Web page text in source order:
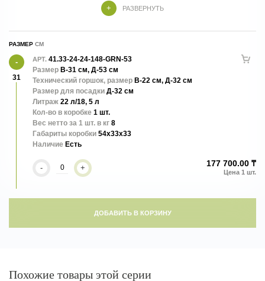
интерьера и экстерьера. Кашпо коллекции Savage Garden
изготовлены из металла и покрыты лаковой эмалью с трендовыми
РАЗВЕРНУТЬ
РАЗМЕР
31
АРТ. 41.33-24-24-148-GRN-53
Размер В-31 см, Д-53 см
Технический горшок, размер В-22 см, Д-32 см
Размер для посадки Д-32 см
Литраж 22 л/18, 5 л
Кол-во в коробке 1 шт.
Вес нетто за 1 шт. в кг 8
Габариты коробки 54x33x33
Наличие Есть
- + 177 700.00 ₸
ДОБАВИТЬ В КОРЗИНУ
Похожие товары этой серии